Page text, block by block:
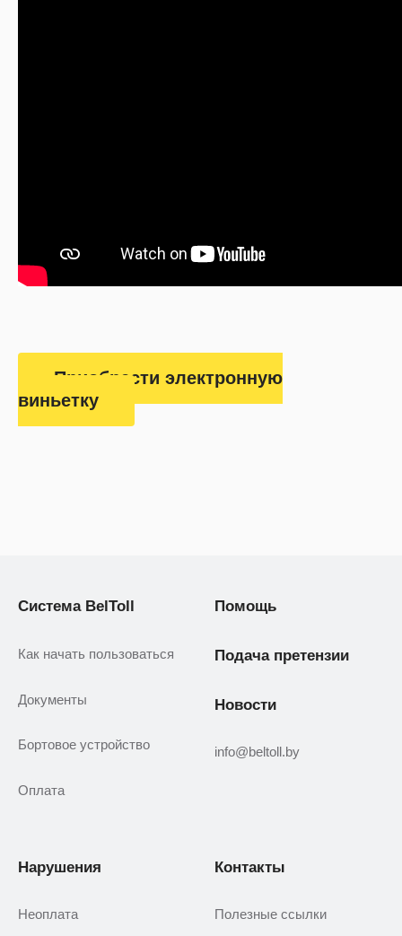
Приобрести электронную
виньетку
Система BelToll
Как начать пользоваться
Документы
Бортовое устройство
Оплата
Помощь
Подача претензии
Новости
info@beltoll.by
Нарушения
Неоплата
Контакты
Полезные ссылки